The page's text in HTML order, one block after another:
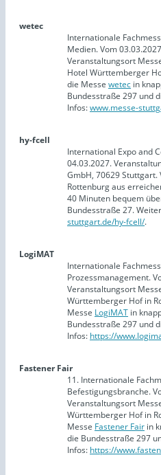
wetec
Internationale
Medien. Vom
Veranstaltungsort
Hotel Württemberger
die Messe wetec in
Bundesstraße 297 und
Infos:www.messe-
hy-fcell
International Expo and
04.03.2027.
GmbH, 70629
Rottenburg aus
40 Minuten bequem
Bundesstraße 27.
stuttgart.de/hy-fcell/.
LogiMAT
Internationale
Prozessmanagement.
Veranstaltungsort
Württemberger Hof in
Messe LogiMAT in
Bundesstraße 297 und
Infos: https://
Fastener Fair
11. Internationale
Befestigungsbranche.
Veranstaltungsort
Württemberger Hof in
Messe Fastener Fair in
die Bundesstraße 297
Infos: https://